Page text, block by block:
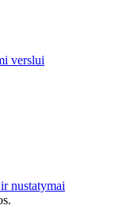
verslui
nustatymai